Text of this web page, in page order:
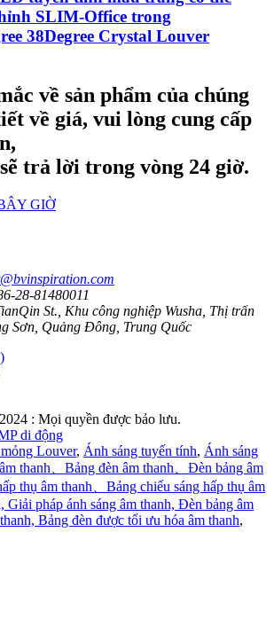
SLIM-Office trong
38Degree Crystal Louver
về sản phẩm của chúng
về giá, vui lòng cung cấp
trả lời trong vòng 24 giờ.
GIỜ
28-81480011
St., Khu công nghiệp Wusha, Thị trấn
Sơn, Quảng Đông, Trung Quốc
: Mọi quyền được bảo lưu.
di động
Louver, Ánh sáng tuyến tính, Ánh sáng
thanh、Bảng đèn âm thanh、Đèn bảng âm
thụ âm thanh、Bảng chiếu sáng hấp thụ âm
Giải pháp ánh sáng âm thanh, Đèn bảng âm
Bảng đèn được tối ưu hóa âm thanh,